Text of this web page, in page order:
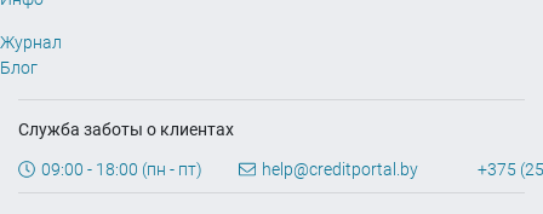
Журнал
Блог
Служба заботы о клиентах
09:00 - 18:00 (пн - пт) help@creditportal.by +375